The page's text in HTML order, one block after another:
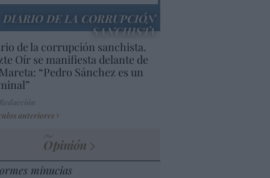
DIARIO DE LA CORRUPCIÓN
SANCHISTA
de la corrupción sanchista.
Oír se manifiesta delante de
“Pedro Sánchez es un
anteriores
Opinión
minucias